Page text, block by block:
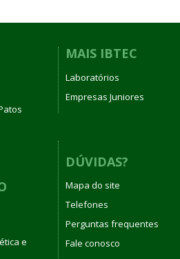
e
MAIS IBTEC
Laboratórios
Empresas Juniores
DÚVIDAS?
Mapa do site
Telefones
Perguntas frequentes
Fale conosco